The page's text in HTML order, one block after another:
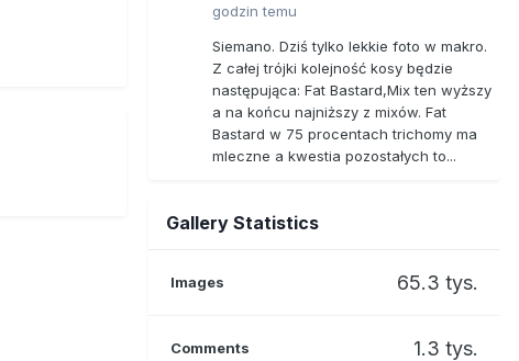
godzin temu
Siemano. Dziś tylko lekkie foto w makro.
Z całej trójki kolejność kosy będzie
następująca: Fat Bastard,Mix ten wyższy
a na końcu najniższy z mixów. Fat
Bastard w 75 procentach trichomy ma
mleczne a kwestia pozostałych to...
Gallery Statistics
Images 65.3 tys.
Comments 1.3 tys.